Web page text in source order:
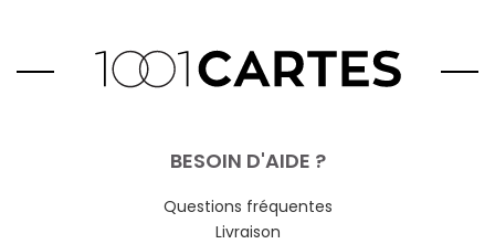
BESOIN D'AIDE ?
Questions fréquentes
Livraison